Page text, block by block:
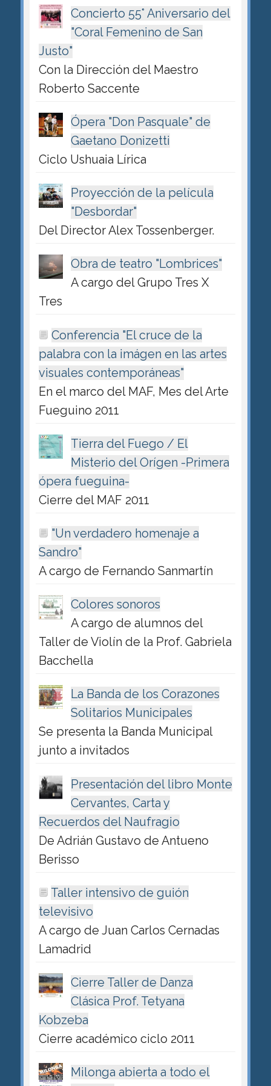
Concierto 55° Aniversario del
"Coral Femenino de San
Justo"
Con la Dirección del Maestro
Roberto Saccente
Ópera "Don Pasquale" de
Gaetano Donizetti
Ciclo Ushuaia Lírica
Proyección de la película
"Desbordar"
Del Director Alex Tossenberger.
Obra de teatro "Lombrices"
A cargo del Grupo Tres X
Tres
Conferencia "El cruce de la
palabra con la imágen en las artes
visuales contemporáneas"
En el marco del MAF, Mes del Arte
Fueguino 2011
Tierra del Fuego / El
Misterio del Orígen -Primera
ópera fueguina-
Cierre del MAF 2011
"Un verdadero homenaje a
Sandro"
A cargo de Fernando Sanmartín
Colores sonoros
A cargo de alumnos del
Taller de Violín de la Prof. Gabriela
Bacchella
La Banda de los Corazones
Solitarios Municipales
Se presenta la Banda Municipal
junto a invitados
Presentación del libro Monte
Cervantes, Carta y
Recuerdos del Naufragio
De Adrián Gustavo de Antueno
Berisso
Taller intensivo de guión
televisivo
A cargo de Juan Carlos Cernadas
Lamadrid
Cierre Taller de Danza
Clásica Prof. Tetyana
Kobzeba
Cierre académico ciclo 2011
Milonga abierta a todo el